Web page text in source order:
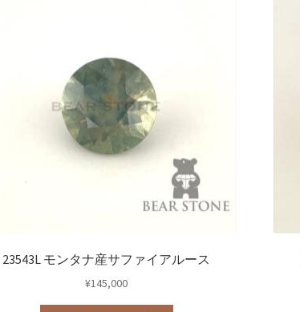
23543L モンタナ産サファイアルース
¥145,000